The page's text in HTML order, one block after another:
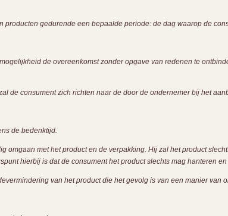
gedurende een bepaalde periode: de dag waarop de
de overeenkomst zonder opgave van redenen te
de consument zich richten naar de door de ondernemer bij het
de bedenktijd.
omgaan met het product en de verpakking. Hij zal het product
hierbij is dat de consument het product slechts mag hanteren
van het product die het gevolg is van een manier van